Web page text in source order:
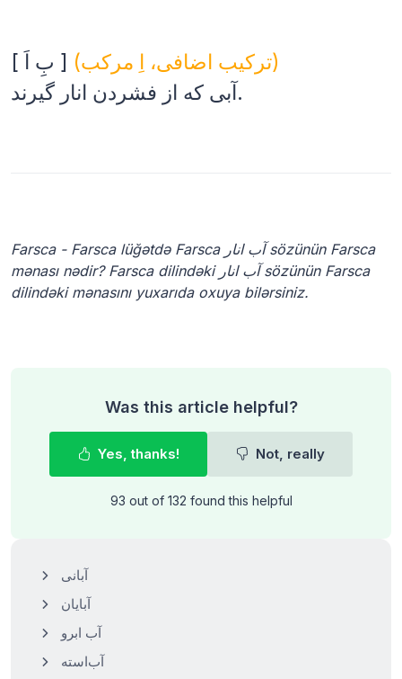
[ بِ اَ ]
(ترکیب اضافی، اِ مرکب)
آبی که از فشردن انار گیرند.
Farsca - Farsca lüğətdə Farsca آب انار sözünün Farsca
mənası nədir? Farsca dilindəki آب انار sözünün Farsca
dilindəki mənasını yuxarıda oxuya bilərsiniz.
Was this article helpful?
Yes, thanks! Not, really
93 out of 132 found this helpful
آبانی
آبایان
آب ابرو
آب‌استه